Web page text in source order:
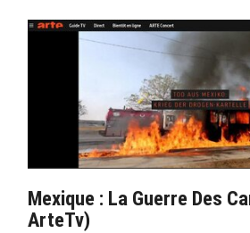
Mexique : La Guerre Des
ArteTv)